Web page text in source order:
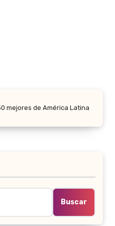
mejores de América Latina
Buscar